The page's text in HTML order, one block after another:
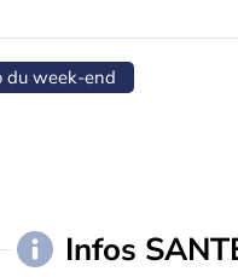
du week-end
Infos